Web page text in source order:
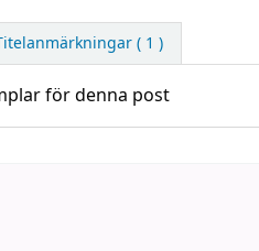
( 1 )
för denna post